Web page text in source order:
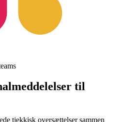
til
tjekkisk oversættelser sammen